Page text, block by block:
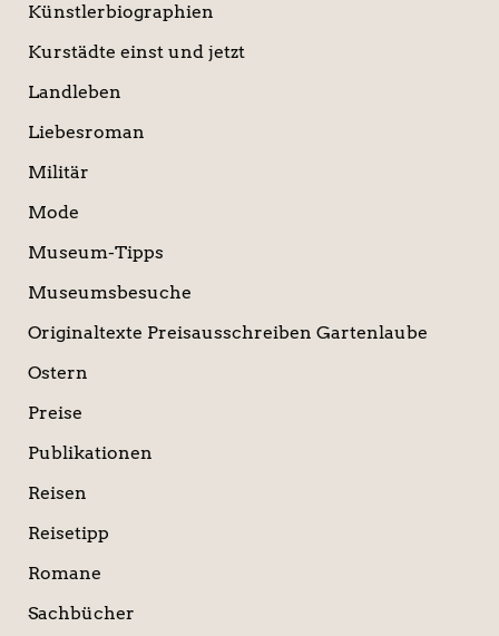
Künstlerbiographien
Kurstädte einst und jetzt
Landleben
Liebesroman
Militär
Mode
Museum-Tipps
Museumsbesuche
Originaltexte Preisausschreiben Gartenlaube
Ostern
Preise
Publikationen
Reisen
Reisetipp
Romane
Sachbücher